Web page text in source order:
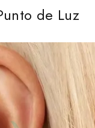
de Luz